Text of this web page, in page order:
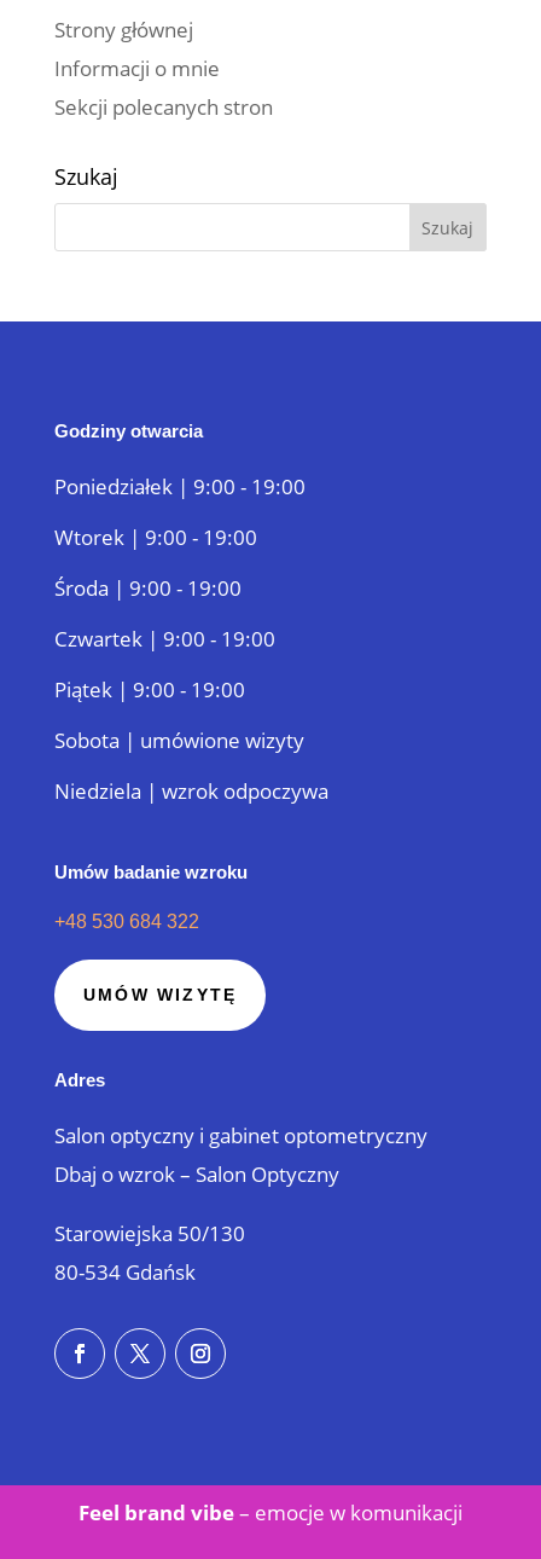
Strony głównej
Informacji o mnie
Sekcji polecanych stron
Szukaj
Godziny otwarcia
Poniedziałek | 9:00 - 19:00
Wtorek | 9:00 - 19:00
Środa | 9:00 - 19:00
Czwartek | 9:00 - 19:00
Piątek | 9:00 - 19:00
Sobota | umówione wizyty
Niedziela | wzrok odpoczywa
Umów badanie wzroku
+48 530 684 322
UMÓW WIZYTĘ
Adres
Salon optyczny i gabinet optometryczny
Dbaj o wzrok – Salon Optyczny
Starowiejska 50/130
80-534 Gdańsk
Feel brand vibe– emocje wkomunikacji